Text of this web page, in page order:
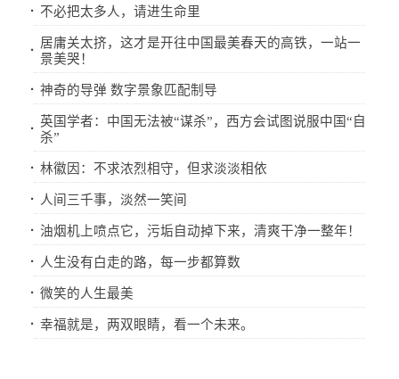
· 不必把太多人，请进生命里
· 居庸关太挤，这才是开往中国最美春天的高铁，一站一
景美哭！
· 神奇的导弹 数字景象匹配制导
· 英国学者：中国无法被“谋杀”，西方会试图说服中国“自
杀”
· 林徽因：不求浓烈相守，但求淡淡相依
· 人间三千事，淡然一笑间
· 油烟机上喷点它，污垢自动掉下来，清爽干净一整年！
· 人生没有白走的路，每一步都算数
· 微笑的人生最美
· 幸福就是，两双眼睛，看一个未来。